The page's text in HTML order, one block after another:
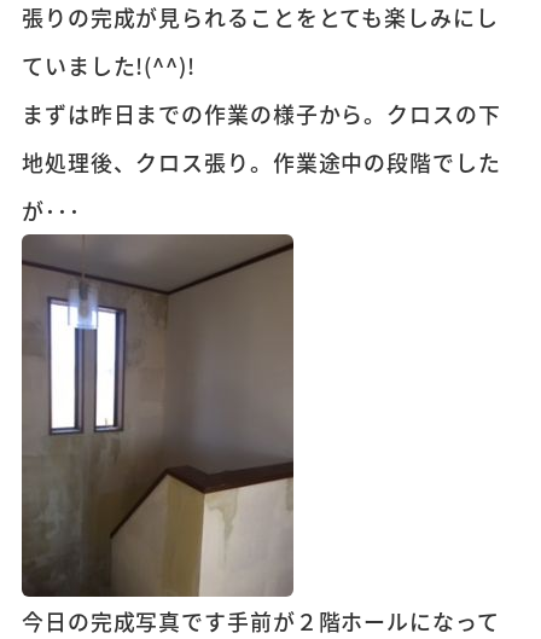
張りの完成が見られることをとても楽しみにし
ていました!(^^)!
まずは昨日までの作業の様子から。クロスの下
地処理後、クロス張り。作業途中の段階でした
が･･･
今日の完成写真です手前が２階ホールになって